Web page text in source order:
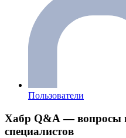
Пользователи
Хабр Q&A — вопросы
специалистов